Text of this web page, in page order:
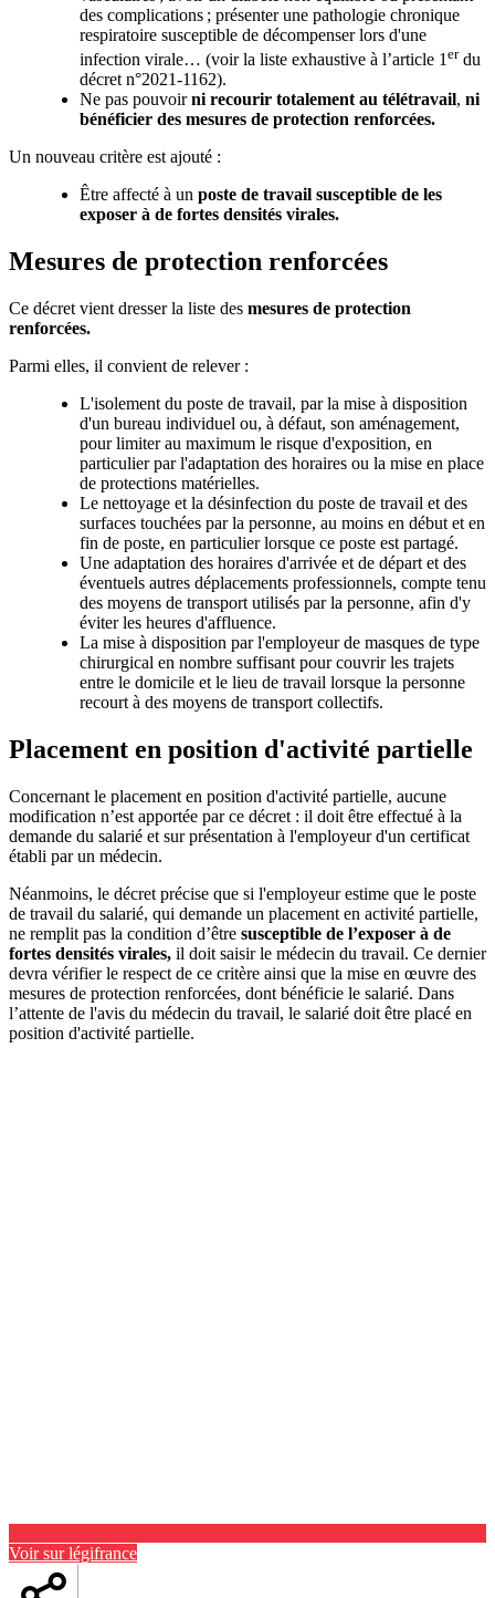
des complications ; présenter une pathologie chronique
respiratoire susceptible de décompenser lors d'une
infection virale… (voir la liste exhaustive à l’article 1erdu
décret n°2021-1162).
Ne pas pouvoirni recourir totalement au télétravail, ni
bénéficier des mesures de protection renforcées.
Un nouveau critère est ajouté :
Être affecté à un poste de travail susceptible de les
exposer à de fortes densités virales.
Mesures de protection renforcées
Ce décret vient dresser la liste des mesures de protection
renforcées.
Parmi elles, il convient de relever :
L'isolement du poste de travail, par la mise à disposition
d'un bureau individuel ou, à défaut, son aménagement,
pour limiter au maximum le risque d'exposition, en
particulier par l'adaptation des horaires ou la mise en place
de protections matérielles.
Le nettoyage et la désinfection du poste de travail et des
surfaces touchées par la personne, au moins en début et en
fin de poste, en particulier lorsque ce poste est partagé.
Une adaptation des horaires d'arrivée et de départ et des
éventuels autres déplacements professionnels, compte tenu
des moyens de transport utilisés par la personne, afin d'y
éviter les heures d'affluence.
La mise à disposition par l'employeur de masques de type
chirurgical en nombre suffisant pour couvrir les trajets
entre le domicile et le lieu de travail lorsque la personne
recourt à des moyens de transport collectifs.
Placement en position d'activité partielle
Concernant le placement en position d'activité partielle, aucune
modification n’est apportée par ce décret : il doit être effectué à la
demande du salarié et sur présentation à l'employeur d'un certificat
établi par un médecin.
Néanmoins, le décret précise que si l'employeur estime que le poste
de travail du salarié, qui demande un placement en activité partielle,
ne remplit pas la condition d’être susceptible de l’exposer à de
fortes densités virales, il doit saisir le médecin du travail. Ce dernier
devra vérifier le respect de ce critère ainsi que la mise en œuvre des
mesures de protection renforcées, dont bénéficie le salarié. Dans
l’attente de l'avis du médecin du travail, le salarié doit être placé en
position d'activité partielle.
Voir sur légifrance